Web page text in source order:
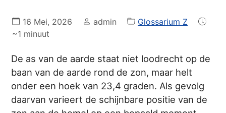
16 Mei, 2026 admin
Glossarium Z
~1 minuut
De as van de aarde staat niet loodrecht op de
baan van de aarde rond de zon, maar helt
onder een hoek van 23,4 graden. Als gevolg
daarvan varieert de schijnbare positie van de